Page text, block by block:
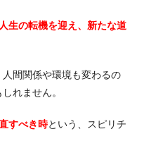
生の転機を迎え、新たな道
間関係や環境も変わるの
れません。
すべき時という、スピリチ